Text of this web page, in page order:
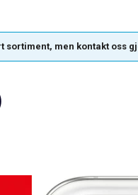
sortiment, men kontakt oss